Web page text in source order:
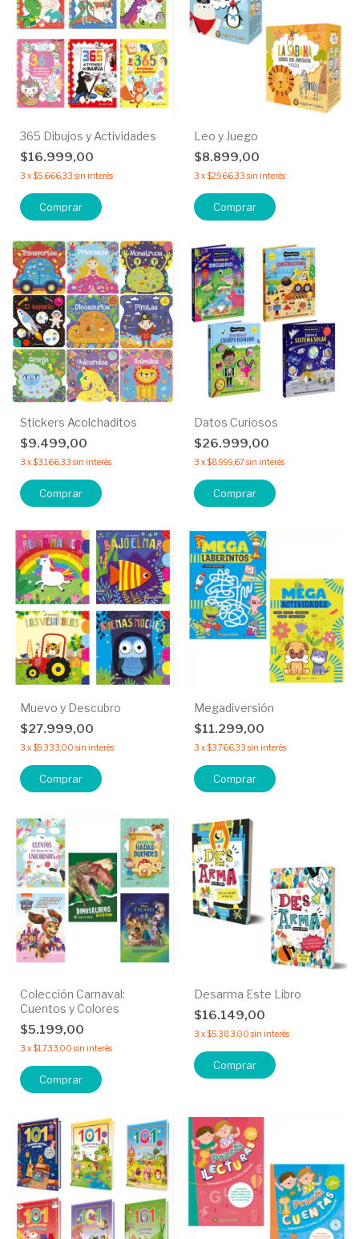
365 Dibujos y Actividades
$16.999,00
3 x$5.666,33 sin interés
Comprar
Leo y Juego
$8.899,00
3 x$2.966,33 sin interés
Comprar
Stickers Acolchaditos
$9.499,00
3 x$3.166,33 sin interés
Comprar
Datos Curiosos
$26.999,00
3 x$8.999,67sin interés
Comprar
Muevo y Descubro
$27.999,00
3 x$9.333,00 sin interés
Comprar
Megadiversión
$11.299,00
3 x$3.766,33 sin interés
Comprar
Colección Carnaval:
Cuentos y Colores
$5.199,00
3 x$1.733,00 sin interés
Comprar
Desarma Este Libro
$16.149,00
3 x$5.383,00 sin interés
Comprar